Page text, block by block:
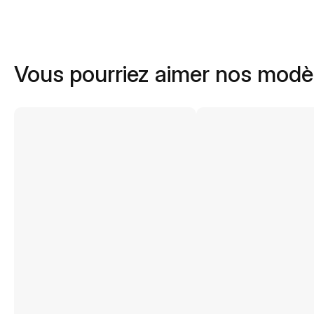
Vous pourriez aimer nos